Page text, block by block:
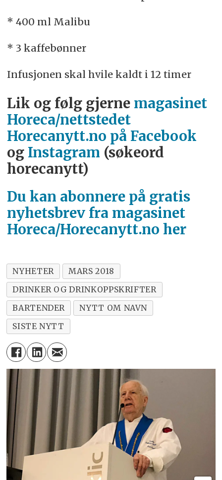
* 400 ml Malibu
* 3 kaffebønner
Infusjonen skal hvile kaldt i 12 timer
Lik og følg gjerne magasinet
Horeca/nettstedet
Horecanytt.no på Facebook
og Instagram (søkeord
horecanytt)
Du kan abonnere på gratis
nyhetsbrev fra magasinet
Horeca/Horecanytt.no her
NYHETER
MARS 2018
DRINKER OG DRINKOPPSKRIFTER
BARTENDER
NYTT OM NAVN
SISTE NYTT